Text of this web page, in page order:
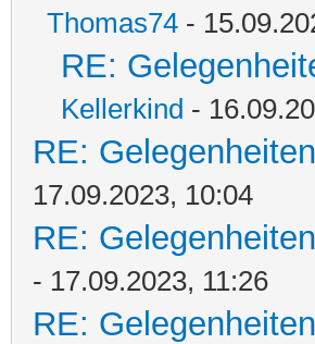
Thomas74 -
RE:
Kellerkind -
RE:
17.09.2023, 10:04
RE:
- 17.09.2023, 11:26
RE: